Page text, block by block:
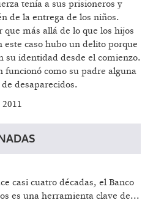
tenía a sus prisioneros y
de la entrega de los niños.
más allá de lo que los hijos
este caso hubo un delito porque
su identidad desde el comienzo.
funcionó como su padre alguna
desaparecidos.
casi cuatro décadas, el Banco
es una herramienta clave de...